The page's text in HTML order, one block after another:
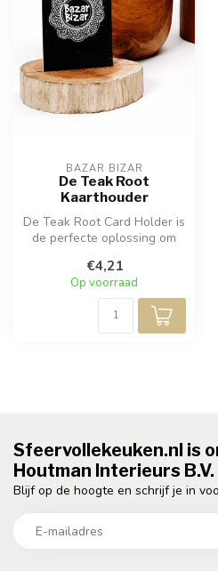
BAZAR BIZAR
De Teak Root
Kaarthouder
De Teak Root Card Holder is
de perfecte oplossing om
€4,21
Op voorraad
Sfeervollekeuken.nl is
Houtman Interieurs B.V.
Blijf op de hoogte en schrijf je in